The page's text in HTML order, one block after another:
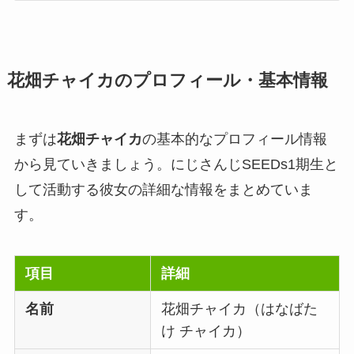
花畑チャイカのプロフィール・基本情報
まずは花畑チャイカの基本的なプロフィール情報
から見ていきましょう。にじさんじSEEDs1期生と
して活動する彼女の詳細な情報をまとめていま
す。
項目 詳細
名前
花畑チャイカ（はなばた
け チャイカ）